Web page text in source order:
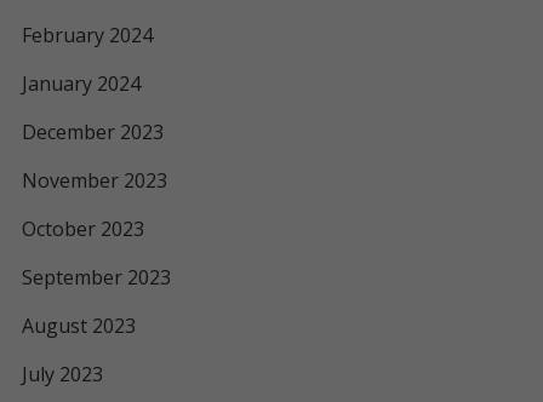
February 2024
January 2024
December 2023
November 2023
October 2023
September 2023
August 2023
July 2023